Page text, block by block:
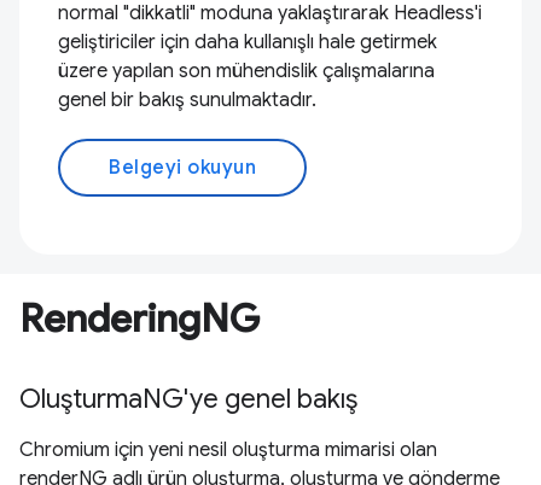
normal "dikkatli" moduna yaklaştırarak Headless'i
geliştiriciler için daha kullanışlı hale getirmek
üzere yapılan son mühendislik çalışmalarına
genel bir bakış sunulmaktadır.
Belgeyi okuyun
RenderingNG
OluşturmaNG'ye genel bakış
Chromium için yeni nesil oluşturma mimarisi olan
renderNG adlı ürün oluşturma, oluşturma ve gönderme